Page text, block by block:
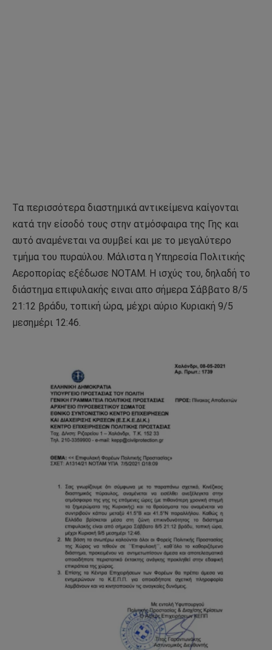
Τα περισσότερα διαστημικά αντικείμενα καίγονται
κατά την είσοδό τους στην ατμόσφαιρα της Γης και
αυτό αναμένεται να συμβεί και με το μεγαλύτερο
τμήμα του πυραύλου. Μάλιστα η Υπηρεσία Πολιτικής
Αεροπορίας εξέδωσε ΝΟΤΑΜ. Η ισχύς του, δηλαδή το
διάστημα επιφυλακής ειναι απο σήμερα Σάββατο 8/5
21:12 βράδυ, τοπική ώρα, μέχρι αύριο Κυριακή 9/5
μεσημέρι 12:46.